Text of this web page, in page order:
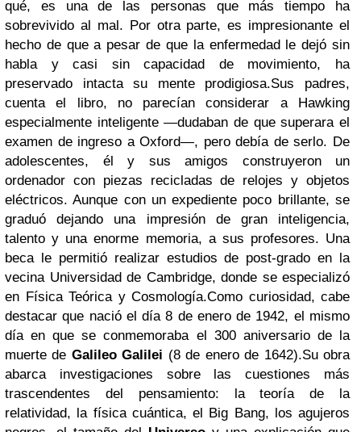
qué, es una de las personas que más tiempo ha
sobrevivido al mal. Por otra parte, es impresionante el
hecho de que a pesar de que la enfermedad le dejó sin
habla y casi sin capacidad de movimiento, ha
preservado intacta su mente prodigiosa.Sus padres,
cuenta el libro, no parecían considerar a Hawking
especialmente inteligente —dudaban de que superara el
examen de ingreso a Oxford—, pero debía de serlo. De
adolescentes, él y sus amigos construyeron un
ordenador con piezas recicladas de relojes y objetos
eléctricos. Aunque con un expediente poco brillante, se
graduó dejando una impresión de gran inteligencia,
talento y una enorme memoria, a sus profesores. Una
beca le permitió realizar estudios de post-grado en la
vecina Universidad de Cambridge, donde se especializó
en Física Teórica y Cosmología.Como curiosidad, cabe
destacar que nació el día 8 de enero de 1942, el mismo
día en que se conmemoraba el 300 aniversario de la
muerte de Galileo Galilei (8 de enero de 1642).Su obra
abarca investigaciones sobre las cuestiones más
trascendentes del pensamiento: la teoría de la
relatividad, la física cuántica, el Big Bang, los agujeros